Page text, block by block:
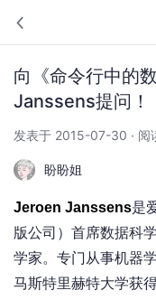
向《命令行中的
Janssens提问！
发表于 2015-07-30 · 阅
盼盼姐
Jeroen Janssens是
版公司）首席数据科
学家。专门从事机器
马斯特里赫特大学获